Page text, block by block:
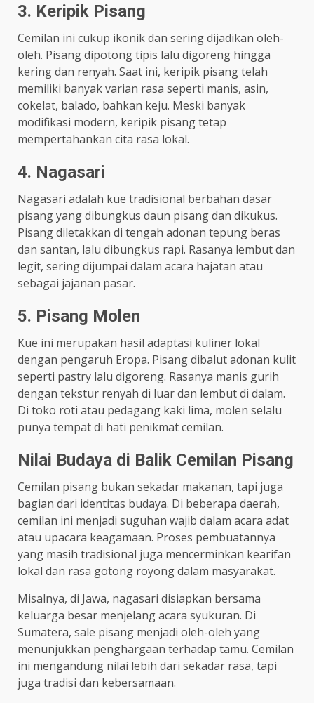
3. Keripik Pisang
Cemilan ini cukup ikonik dan sering dijadikan oleh-
oleh. Pisang dipotong tipis lalu digoreng hingga
kering dan renyah. Saat ini, keripik pisang telah
memiliki banyak varian rasa seperti manis, asin,
cokelat, balado, bahkan keju. Meski banyak
modifikasi modern, keripik pisang tetap
mempertahankan cita rasa lokal.
4. Nagasari
Nagasari adalah kue tradisional berbahan dasar
pisang yang dibungkus daun pisang dan dikukus.
Pisang diletakkan di tengah adonan tepung beras
dan santan, lalu dibungkus rapi. Rasanya lembut dan
legit, sering dijumpai dalam acara hajatan atau
sebagai jajanan pasar.
5. Pisang Molen
Kue ini merupakan hasil adaptasi kuliner lokal
dengan pengaruh Eropa. Pisang dibalut adonan kulit
seperti pastry lalu digoreng. Rasanya manis gurih
dengan tekstur renyah di luar dan lembut di dalam.
Di toko roti atau pedagang kaki lima, molen selalu
punya tempat di hati penikmat cemilan.
Nilai Budaya di Balik Cemilan Pisang
Cemilan pisang bukan sekadar makanan, tapi juga
bagian dari identitas budaya. Di beberapa daerah,
cemilan ini menjadi suguhan wajib dalam acara adat
atau upacara keagamaan. Proses pembuatannya
yang masih tradisional juga mencerminkan kearifan
lokal dan rasa gotong royong dalam masyarakat.
Misalnya, di Jawa, nagasari disiapkan bersama
keluarga besar menjelang acara syukuran. Di
Sumatera, sale pisang menjadi oleh-oleh yang
menunjukkan penghargaan terhadap tamu. Cemilan
ini mengandung nilai lebih dari sekadar rasa, tapi
juga tradisi dan kebersamaan.